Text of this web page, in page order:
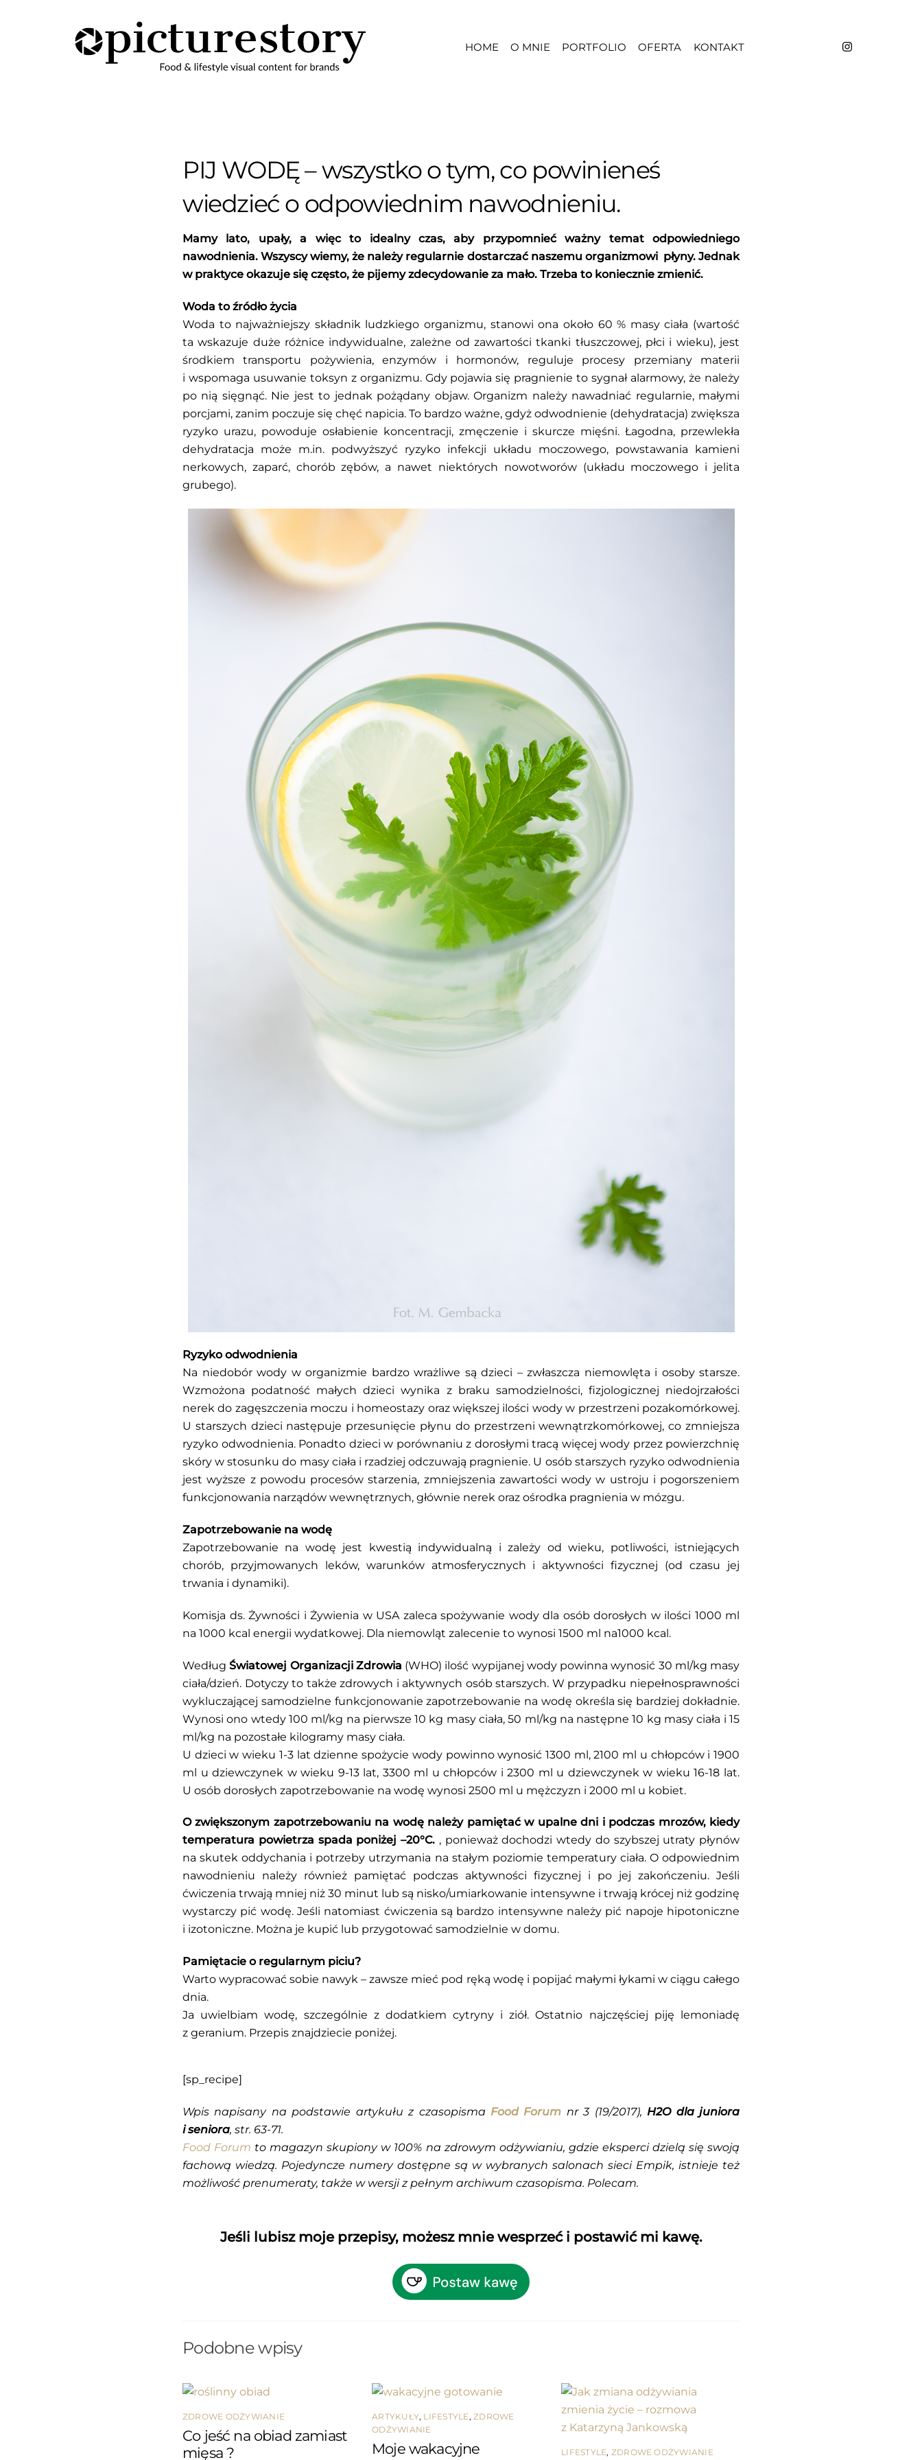
HOME O MNIE PORTFOLIO OFERTA KONTAKT
PIJ WODĘ – wszystko o tym, co powinieneś
wiedzieć o odpowiednim nawodnieniu.
Mamy lato, upały, a więc to idealny czas, aby przypomnieć ważny temat odpowiedniego
nawodnienia. Wszyscy wiemy, że należy regularnie dostarczać naszemu organizmowi płyny. Jednak
w praktyce okazuje się często, że pijemy zdecydowanie za mało. Trzeba to koniecznie zmienić.
Woda to źródło życia
Woda to najważniejszy składnik ludzkiego organizmu, stanowi ona około 60 % masy ciała (wartość
ta wskazuje duże różnice indywidualne, zależne od zawartości tkanki tłuszczowej, płci i wieku), jest
środkiem transportu pożywienia, enzymów i hormonów, reguluje procesy przemiany materii
i wspomaga usuwanie toksyn z organizmu. Gdy pojawia się pragnienie to sygnał alarmowy, że należy
po nią sięgnąć. Nie jest to jednak pożądany objaw. Organizm należy nawadniać regularnie, małymi
porcjami, zanim poczuje się chęć napicia. To bardzo ważne, gdyż odwodnienie (dehydratacja) zwiększa
ryzyko urazu, powoduje osłabienie koncentracji, zmęczenie i skurcze mięśni. Łagodna, przewlekła
dehydratacja może m.in. podwyższyć ryzyko infekcji układu moczowego, powstawania kamieni
nerkowych, zaparć, chorób zębów, a nawet niektórych nowotworów (układu moczowego i jelita
grubego).
Ryzyko odwodnienia
Na niedobór wody w organizmie bardzo wrażliwe są dzieci – zwłaszcza niemowlęta i osoby starsze.
Wzmożona podatność małych dzieci wynika z braku samodzielności, fizjologicznej niedojrzałości
nerek do zagęszczenia moczu i homeostazy oraz większej ilości wody w przestrzeni pozakomórkowej.
U starszych dzieci następuje przesunięcie płynu do przestrzeni wewnątrzkomórkowej, co zmniejsza
ryzyko odwodnienia. Ponadto dzieci w porównaniu z dorosłymi tracą więcej wody przez powierzchnię
skóry w stosunku do masy ciała i rzadziej odczuwają pragnienie. U osób starszych ryzyko odwodnienia
jest wyższe z powodu procesów starzenia, zmniejszenia zawartości wody w ustroju i pogorszeniem
funkcjonowania narządów wewnętrznych, głównie nerek oraz ośrodka pragnienia w mózgu.
Zapotrzebowanie na wodę
Zapotrzebowanie na wodę jest kwestią indywidualną i zależy od wieku, potliwości, istniejących
chorób, przyjmowanych leków, warunków atmosferycznych i aktywności fizycznej (od czasu jej
trwania i dynamiki).
Komisja ds. Żywności i Żywienia w USA zaleca spożywanie wody dla osób dorosłych w ilości 1000 ml
na 1000 kcal energii wydatkowej. Dla niemowląt zalecenie to wynosi 1500 ml na1000 kcal.
WedługŚwiatowej Organizacji Zdrowia (WHO) ilość wypijanej wody powinna wynosić 30 ml/kg masy
ciała/dzień. Dotyczy to także zdrowych i aktywnych osób starszych. W przypadku niepełnosprawności
wykluczającej samodzielne funkcjonowanie zapotrzebowanie na wodę określa się bardziej dokładnie.
Wynosi ono wtedy 100 ml/kg na pierwsze 10 kg masy ciała, 50 ml/kg na następne 10 kg masy ciała i 15
ml/kg na pozostałe kilogramy masy ciała.
U dzieci w wieku 1-3 lat dzienne spożycie wody powinno wynosić 1300 ml, 2100 ml u chłopców i 1900
ml u dziewczynek w wieku 9-13 lat, 3300 ml u chłopców i 2300 ml u dziewczynek w wieku 16-18 lat.
U osób dorosłych zapotrzebowanie na wodę wynosi 2500 ml u mężczyzn i 2000 ml u kobiet.
O zwiększonym zapotrzebowaniu na wodę należy pamiętać w upalne dni i podczas mrozów, kiedy
temperatura powietrza spada poniżej –20°C. , ponieważ dochodzi wtedy do szybszej utraty płynów
na skutek oddychania i potrzeby utrzymania na stałym poziomie temperatury ciała. O odpowiednim
nawodnieniu należy również pamiętać podczas aktywności fizycznej i po jej zakończeniu. Jeśli
ćwiczenia trwają mniej niż 30 minut lub są nisko/umiarkowanie intensywne i trwają krócej niż godzinę
wystarczy pić wodę. Jeśli natomiast ćwiczenia są bardzo intensywne należy pić napoje hipotoniczne
i izotoniczne. Można je kupić lub przygotować samodzielnie w domu.
Pamiętacie o regularnym piciu?
Warto wypracować sobie nawyk – zawsze mieć pod ręką wodę i popijać małymi łykami w ciągu całego
dnia.
Ja uwielbiam wodę, szczególnie z dodatkiem cytryny i ziół. Ostatnio najczęściej piję lemoniadę
z geranium. Przepis znajdziecie poniżej.
[sp_recipe]
Wpis napisany na podstawie artykułu z czasopisma Food Forum nr 3 (19/2017), H2O dla juniora
i seniora, str. 63-71.
Food Forum to magazyn skupiony w 100% na zdrowym odżywianiu, gdzie eksperci dzielą się swoją
fachową wiedzą. Pojedyncze numery dostępne są w wybranych salonach sieci Empik, istnieje też
możliwość prenumeraty, także w wersji z pełnym archiwum czasopisma. Polecam.
Jeśli lubisz moje przepisy, możesz mnie wesprzeć i postawić mi kawę.
Podobne wpisy
ZDROWE ODŻYWIANIE
Co jeść na obiad zamiast
mięsa ?
ARTYKUŁY, LIFESTYLE,ZDROWE
ODŻYWIANIE
Moje wakacyjne
LIFESTYLE, ZDROWE ODŻYWIANIE